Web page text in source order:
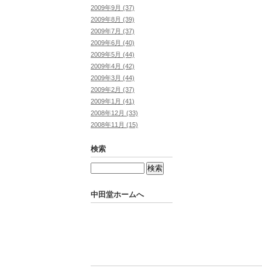
2009年9月 (37)
2009年8月 (39)
2009年7月 (37)
2009年6月 (40)
2009年5月 (44)
2009年4月 (42)
2009年3月 (44)
2009年2月 (37)
2009年1月 (41)
2008年12月 (33)
2008年11月 (15)
検索
中田堂ホームへ